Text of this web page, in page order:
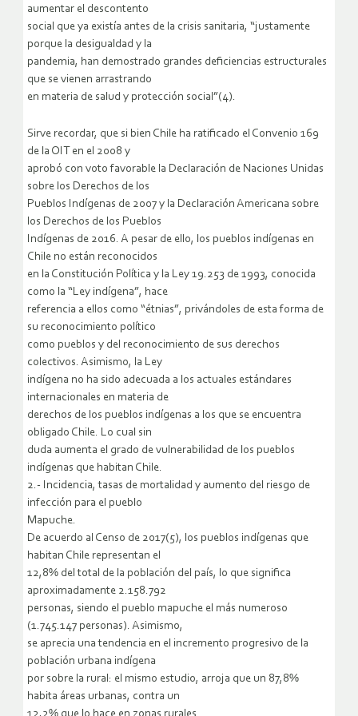
aumentar el descontento
social que ya existía antes de la crisis sanitaria, “justamente
porque la desigualdad y la
pandemia, han demostrado grandes deficiencias estructurales
que se vienen arrastrando
en materia de salud y protección social”(4).
Sirve recordar, que si bien Chile ha ratificado el Convenio 169
de la OIT en el 2008 y
aprobó con voto favorable la Declaración de Naciones Unidas
sobre los Derechos de los
Pueblos Indígenas de 2007 y la Declaración Americana sobre
los Derechos de los Pueblos
Indígenas de 2016. A pesar de ello, los pueblos indígenas en
Chile no están reconocidos
en la Constitución Política y la Ley 19.253 de 1993, conocida
como la “Ley indígena”, hace
referencia a ellos como “étnias”, privándoles de esta forma de
su reconocimiento político
como pueblos y del reconocimiento de sus derechos
colectivos. Asimismo, la Ley
indígena no ha sido adecuada a los actuales estándares
internacionales en materia de
derechos de los pueblos indígenas a los que se encuentra
obligado Chile. Lo cual sin
duda aumenta el grado de vulnerabilidad de los pueblos
indígenas que habitan Chile.
2.- Incidencia, tasas de mortalidad y aumento del riesgo de
infección para el pueblo
Mapuche.
De acuerdo al Censo de 2017(5), los pueblos indígenas que
habitan Chile representan el
12,8% del total de la población del país, lo que significa
aproximadamente 2.158.792
personas, siendo el pueblo mapuche el más numeroso
(1.745.147 personas). Asimismo,
se aprecia una tendencia en el incremento progresivo de la
población urbana indígena
por sobre la rural: el mismo estudio, arroja que un 87,8%
habita áreas urbanas, contra un